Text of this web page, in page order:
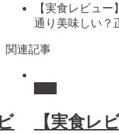
【実食レビュ
通り美味しい？
関連記事
【実食レ